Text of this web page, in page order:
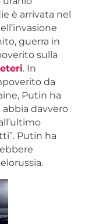
è arrivata nel
guerra in
sulla
. In
da
Putin ha
abbia davvero
Putin ha